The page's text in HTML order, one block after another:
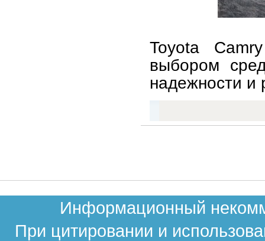
Toyota
выбором
надежности и
Информационный
При цитировании и